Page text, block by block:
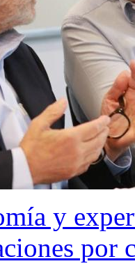
y
por